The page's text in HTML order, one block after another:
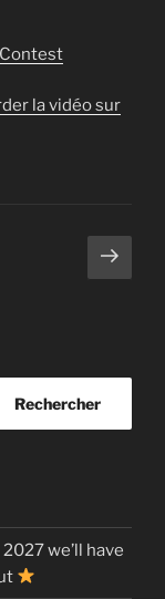
la vidéo sur
Page
Rechercher
2027 we’ll have